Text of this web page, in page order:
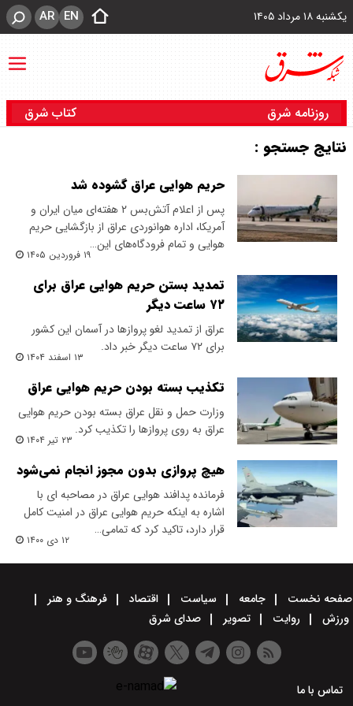
یکشنبه ۱۸ مرداد ۱۴۰۵ EN
AR
روزنامه شرق کتاب شرق
نتایج جستجو :
حریم هوایی عراق گشوده شد
پس از اعلام آتش‌بس ۲ هفته‌ای میان ایران و
آمریکا، اداره هوانوردی عراق از بازگشایی حریم
هوایی و تمام فرودگاه‌های این…
۱۹ فروردین ۱۴۰۵
تمدید بستن حریم هوایی عراق برای
۷۲ ساعت دیگر
عراق از تمدید لغو پروازها در آسمان این کشور
برای ۷۲ ساعت دیگر خبر داد.
۱۳ اسفند ۱۴۰۴
تکذیب بسته بودن حریم هوایی عراق
وزارت حمل و نقل عراق بسته بودن حریم هوایی
عراق به روی پروازها را تکذیب کرد.
۲۳ تیر ۱۴۰۴
هیچ پروازی بدون مجوز انجام نمی‌شود
فرمانده پدافند هوایی عراق در مصاحبه ای با
اشاره به اینکه حریم هوایی عراق در امنیت کامل
قرار دارد، تاکید کرد که تمامی…
۱۲ دی ۱۴۰۰
صفحه نخست جامعه سیاست اقتصاد
فرهنگ و هنر
ورزش
روایت تصویر صدای شرق
تماس با ما